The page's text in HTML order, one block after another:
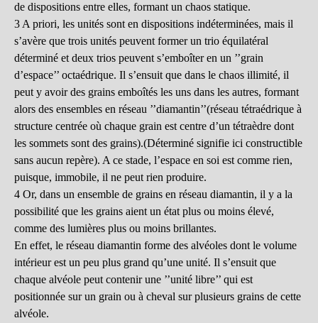
de dispositions entre elles, formant un chaos statique.
3 A priori, les unités sont en dispositions indéterminées, mais il
s’avère que trois unités peuvent former un trio équilatéral
déterminé et deux trios peuvent s’emboîter en un ’’grain
d’espace’’ octaédrique. Il s’ensuit que dans le chaos illimité, il
peut y avoir des grains emboîtés les uns dans les autres, formant
alors des ensembles en réseau ’’diamantin’’(réseau tétraédrique à
structure centrée où chaque grain est centre d’un tétraèdre dont
les sommets sont des grains).(Déterminé signifie ici constructible
sans aucun repère). A ce stade, l’espace en soi est comme rien,
puisque, immobile, il ne peut rien produire.
4 Or, dans un ensemble de grains en réseau diamantin, il y a la
possibilité que les grains aient un état plus ou moins élevé,
comme des lumières plus ou moins brillantes.
En effet, le réseau diamantin forme des alvéoles dont le volume
intérieur est un peu plus grand qu’une unité. Il s’ensuit que
chaque alvéole peut contenir une ’’unité libre’’ qui est
positionnée sur un grain ou à cheval sur plusieurs grains de cette
alvéole.